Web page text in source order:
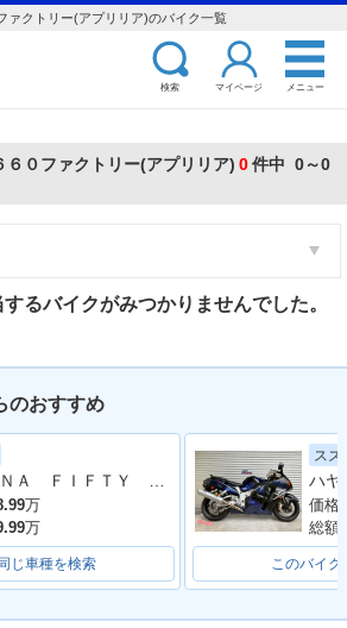
ァクトリー(アプリリア)のバイク一覧
検索 マイページ メニュー
０ファクトリー(アプリリア) 0件中 0～0
るバイクがみつかりませんでした。
のおすすめ
ＭＡＧＮＡ ＦＩＦＴＹ ２００１年モデル 純正車両
万
万
じ車種を検索
スズ
価格:
総額:
このバイク